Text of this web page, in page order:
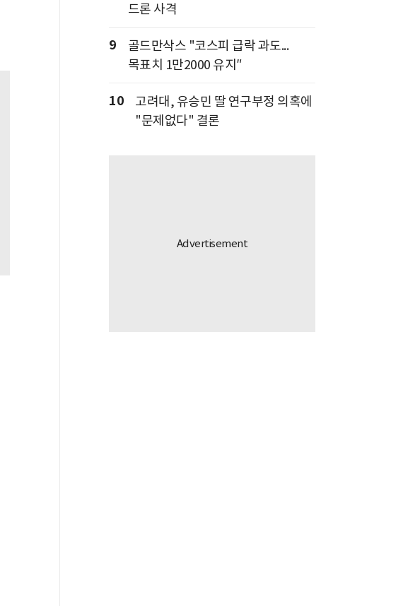
드론 사격
9
골드만삭스 "코스피 급락 과도...
목표치 1만2000 유지″
10
고려대, 유승민 딸 연구부정 의혹에
"문제없다" 결론